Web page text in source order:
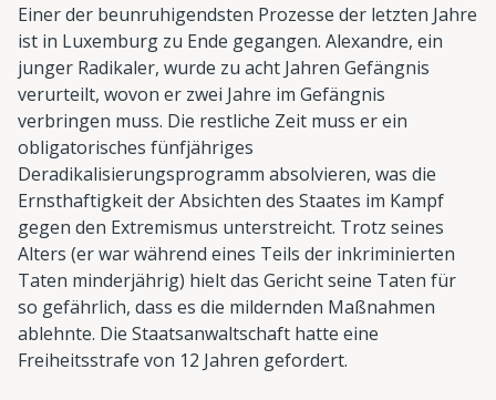
Einer der beunruhigendsten Prozesse der letzten Jahre
ist in Luxemburg zu Ende gegangen. Alexandre, ein
junger Radikaler, wurde zu acht Jahren Gefängnis
verurteilt, wovon er zwei Jahre im Gefängnis
verbringen muss. Die restliche Zeit muss er ein
obligatorisches fünfjähriges
Deradikalisierungsprogramm absolvieren, was die
Ernsthaftigkeit der Absichten des Staates im Kampf
gegen den Extremismus unterstreicht. Trotz seines
Alters (er war während eines Teils der inkriminierten
Taten minderjährig) hielt das Gericht seine Taten für
so gefährlich, dass es die mildernden Maßnahmen
ablehnte. Die Staatsanwaltschaft hatte eine
Freiheitsstrafe von 12 Jahren gefordert.